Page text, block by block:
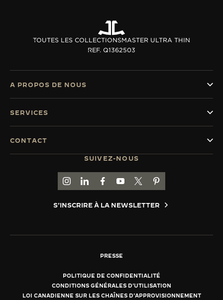
TOUTES LES COLLECTIONSMASTER ULTRA THIN
REF. Q1362503
SUIVEZ-NOUS
ACCÉDER À LA PAGE INSTAGRAM DE
ACCÉDER À LA PAGE LINKEDIN DE
ALLER SUR LA PAGE JAEGER-
ACCÉDER À LA PAGE
ALLER SUR LA PAGE
ALLER SUR LA
S'INSCRIRE À LA NEWSLETTER
A PROPOS DE NOUS
SERVICES
CONTACT
PRESSE
POLITIQUE DE CONFIDENTIALITÉ
CONDITIONS GÉNÉRALES D'UTILISATION
LOI CANADIENNE SUR LES CHAÎNES D'APPROVISIONNEMENT